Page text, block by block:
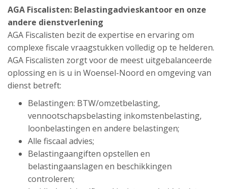
AGA Fiscalisten: Belastingadvieskantoor en onze
andere dienstverlening
AGA Fiscalisten bezit de expertise en ervaring om
complexe fiscale vraagstukken volledig op te helderen.
AGA Fiscalisten zorgt voor de meest uitgebalanceerde
oplossing en is u in Woensel-Noord en omgeving van
dienst betreft:
Belastingen: BTW/omzetbelasting,
vennootschapsbelasting inkomstenbelasting,
loonbelastingen en andere belastingen;
Alle fiscaal advies;
Belastingaangiften opstellen en
belastingaanslagen en beschikkingen
controleren;